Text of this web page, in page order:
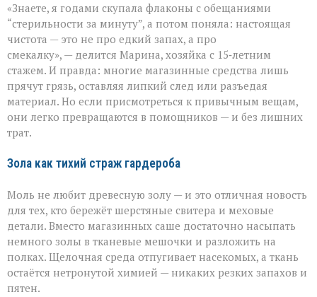
бытовая
химия
хитрости
для
идеальной
чистоты
«Знаете, я годами скупала флаконы с обещаниями
“стерильности за минуту”, а потом поняла: настоящая
чистота — это не про едкий запах, а про
смекалку», — делится Марина, хозяйка с 15‑летним
стажем. И правда: многие магазинные средства лишь
прячут грязь, оставляя липкий след или разъедая
материал. Но если присмотреться к привычным вещам,
они легко превращаются в помощников — и без лишних
трат.
Зола как тихий страж гардероба
Моль не любит древесную золу — и это отличная новость
для тех, кто бережёт шерстяные свитера и меховые
детали. Вместо магазинных саше достаточно насыпать
немного золы в тканевые мешочки и разложить на
полках. Щелочная среда отпугивает насекомых, а ткань
остаётся нетронутой химией — никаких резких запахов и
пятен.